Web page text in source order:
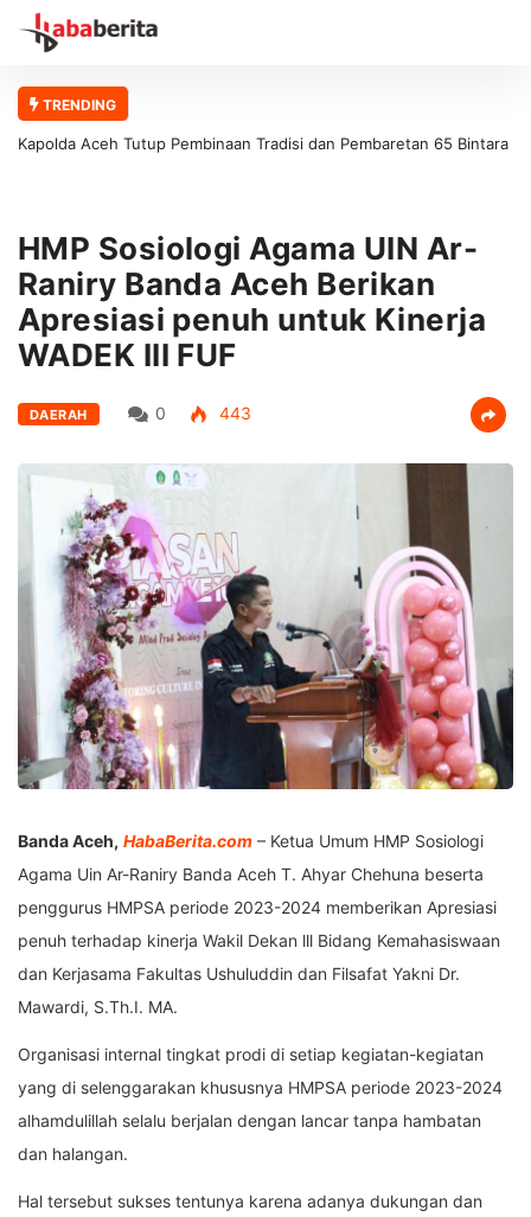
TRENDING
Kapolda Aceh Tutup Pembinaan Tradisi dan Pembaretan 65 Bintara
HMP Sosiologi Agama UIN Ar-
Raniry Banda Aceh Berikan
Apresiasi penuh untuk Kinerja
WADEK III FUF
DAERAH 0 443
Banda Aceh, HabaBerita.com – Ketua Umum HMP Sosiologi
Agama Uin Ar-Raniry Banda Aceh T. Ahyar Chehuna beserta
penggurus HMPSA periode 2023-2024 memberikan Apresiasi
penuh terhadap kinerja Wakil Dekan lll Bidang Kemahasiswaan
dan Kerjasama Fakultas Ushuluddin dan Filsafat Yakni Dr.
Mawardi, S.Th.I. MA.
Organisasi internal tingkat prodi di setiap kegiatan-kegiatan
yang di selenggarakan khususnya HMPSA periode 2023-2024
alhamdulillah selalu berjalan dengan lancar tanpa hambatan
dan halangan.
Hal tersebut sukses tentunya karena adanya dukungan dan